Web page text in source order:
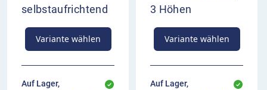
selbstaufrichtend
Variante wählen
Auf Lager,
3 Höhen
Variante wählen
Auf Lager,